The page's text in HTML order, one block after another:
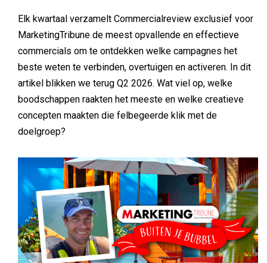
Elk kwartaal verzamelt Commercialreview exclusief voor
MarketingTribune de meest opvallende en effectieve
commercials om te ontdekken welke campagnes het
beste weten te verbinden, overtuigen en activeren. In dit
artikel blikken we terug Q2 2026. Wat viel op, welke
boodschappen raakten het meeste en welke creatieve
concepten maakten die felbegeerde klik met de
doelgroep?